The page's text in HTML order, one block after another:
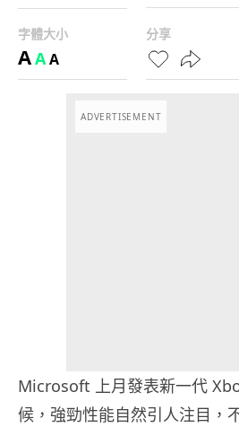
字體大小
AAA
分享
ADVERTISEMENT
Microsoft 上月發表新一代
候，強勁性能自然引人注目，